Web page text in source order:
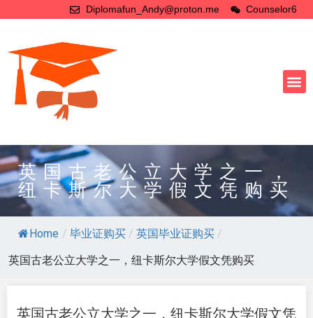
Diplomafun_Andy@proton.me Counselor6
英国古老公立大学之一，
纽卡斯尔大学假文凭购买
Home / 毕业证购买 / 英国毕业证购买 /
英国古老公立大学之一，纽卡斯尔大学假文凭购买
英国古老公立大学之一，纽卡斯尔大学假文凭